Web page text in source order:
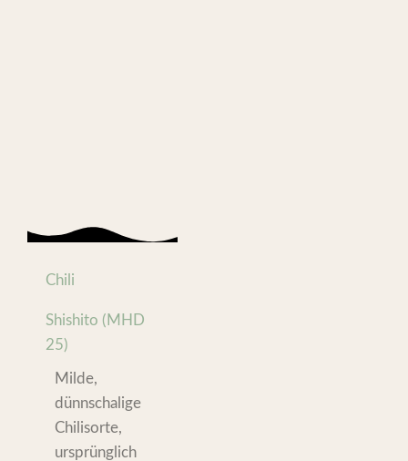
Chili
Shishito (MHD
25)
Milde,
dünnschalige
Chilisorte,
ursprünglich